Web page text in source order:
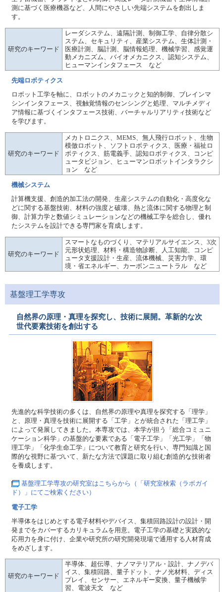
測に基づく医療機器など、人間にやさしい先端システムを創出しま
す。
研究のキーワード
レーダシステム、遠隔計測、制御工学、自律分散シ
ステム、セキュリティ、産業システム、生体計測・
医療計測、脳計測、脳情報処理、機械学習、感覚運
動メカニズム、バイオメカニクス、認知システム、
ヒューマンインタフェース など
先端ロボティクス
ロボット工学を軸に、ロボットのメカニックと知的制御、ブレインマ
シンインタフェース、視触覚情報のセンシングと処理、マルチメディ
ア情報に基づくインタフェース技術、バーチャルリアリティ技術など
を学びます。
研究のキーワード
メカトロニクス、MEMS、無人飛行ロボット、生物
模倣ロボット、ソフトロボティクス、医療・福祉ロ
ボティクス、筋電義手、認知ロボティクス、コンピ
ュータビジョン、ヒューマンロボットインタラクシ
ョン など
機械システム
計算機支援、創造的加工法の開発、生産システムの自動化・高度化な
どに関する基盤技術、材料の強度と破壊、熱と流体に関する物理と制
御、計算力学と数値シミュレーションなどの機械工学を総合し、優れ
たシステムを設計できる専門家を育成します。
研究のキーワード
スマートなものづくり、マテリアルサイエンス、3次
元形状処理、材料・構造物診断、人工知能、コンピ
ュータ支援設計・生産、流体機械、災害力学、環
境・省エネルギー、カーボンニュートラル など
基盤理工学専攻
自然界の原理・真理を探究し、技術に展開。革新的な次
世代要素技術を創出する
先進的な科学技術の多くは、自然界の原理や真理を探究する「理学」
と、原理・真理を技術に展開する「工学」とが統合された「理工学」
によって発展してきました。本専攻では、本学が担う「総合コミュニ
ケーション科学」の基盤的な要素である「電子工学」「光工学」「物
理工学」「化学生命工学」について教育と研究を行い、専門知識と国
際的な視野に基づいて、新たな方法で課題に取り組む創造的な技術者
を養成します。
基盤理工学専攻の研究室はこちらから（「研究室検索（ラボガイ
ド）」にてご検索ください）
電子工学
半導体をはじめとする電子材料やデバイス、集積回路設計の設計・開
発までをカバーするカリキュラムを用意。電子工学の基礎と実践的な
応用力を身に付け、企業や研究所の研究開発現場で通用する人材育成
をめざします。
研究のキーワード
半導体、超伝導、ナノマテリアル・設計、ナノデバ
イス、集積回路、量子ドット、ナノ光材料、ディス
プレイ、センサー、エネルギー変換、量子機械学
習、電波天文 など